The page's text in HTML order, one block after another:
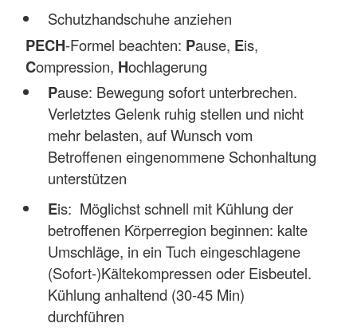
Schutzhandschuhe anziehen
PECH-Formel beachten: Pause, Eis,
Compression, Hochlagerung
Pause: Bewegung sofort unterbrechen.
Verletztes Gelenk ruhig stellen und nicht
mehr belasten, auf Wunsch vom
Betroffenen eingenommene Schonhaltung
unterstützen
Eis: Möglichst schnell mit Kühlung der
betroffenen Körperregion beginnen: kalte
Umschläge, in ein Tuch eingeschlagene
(Sofort-)Kältekompressen oder Eisbeutel.
Kühlung anhaltend (30-45 Min)
durchführen